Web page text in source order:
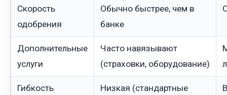
Скорость
одобрения
Обычно быстрее, чем в
банке
Дополнительные
услуги
Часто навязывают
(страховки, оборудование)
Гибкость
Низкая (стандартные